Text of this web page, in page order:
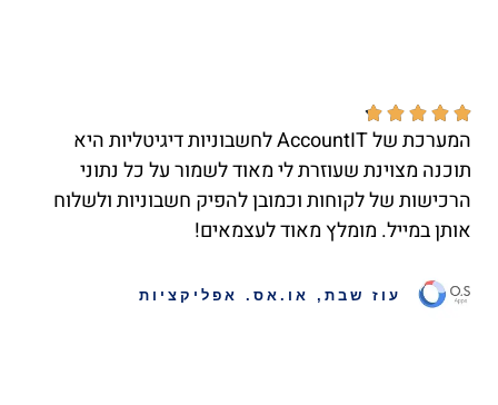





המערכת של AccountIT לחשבוניות דיגיטליות היא
תוכנה מצוינת שעוזרת לי מאוד לשמור על כל נתוני
הרכישות של לקוחות וכמובן להפיק חשבוניות ולשלוח
אותן במייל. מומלץ מאוד לעצמאים!
עוז שבת, או.אס. אפליקציות